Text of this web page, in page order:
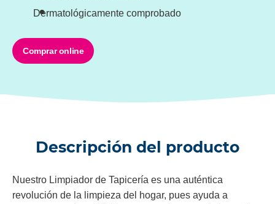
Dermatológicamente comprobado
Comprar online
Descripción del producto
Nuestro Limpiador de Tapicería es una auténtica
revolución de la limpieza del hogar, pues ayuda a